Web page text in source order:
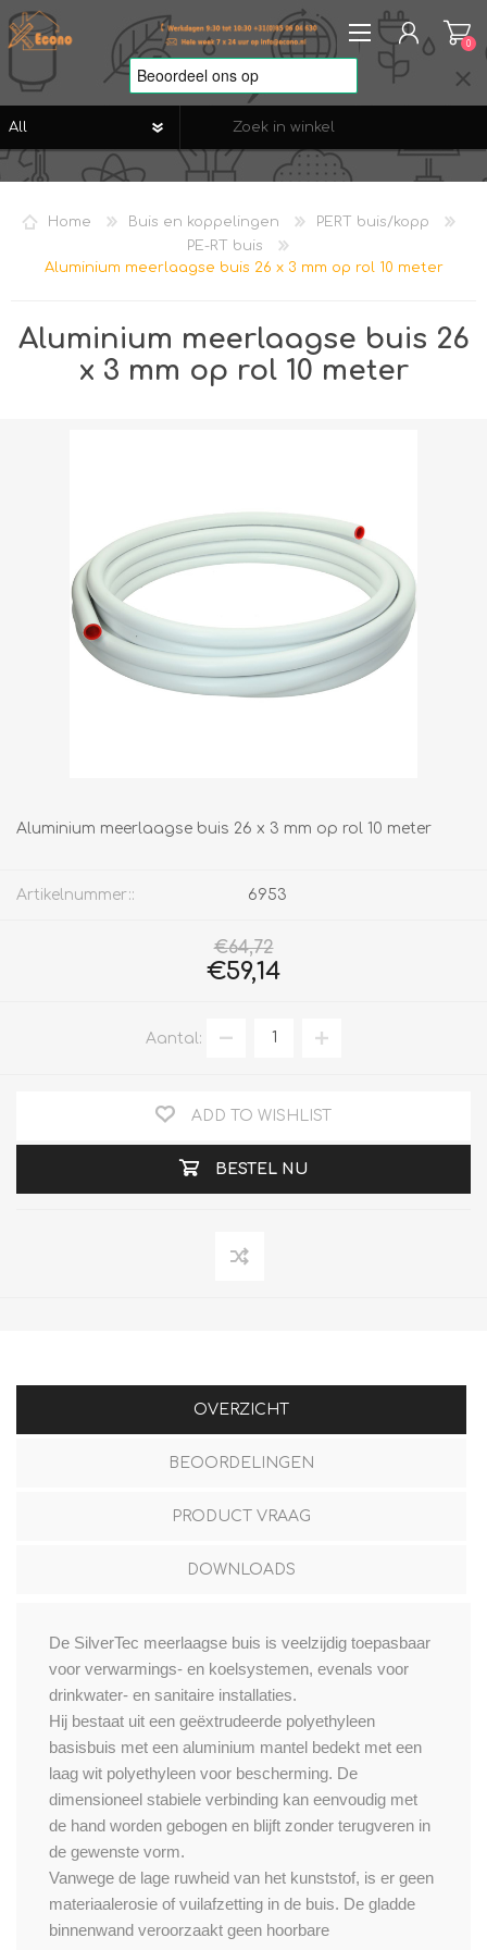
REGISTREREN
VERLANGLIJST
0
Home Buis en koppelingen
PERT buis/kopp
PE-RT buis
Aluminium meerlaagse buis 26 x 3 mm op rol 10 meter
Aluminium meerlaagse buis 26
x 3 mm op rol 10 meter
Aluminium meerlaagse buis 26 x 3 mm op rol 10 meter
Artikelnummer:: 6953
€64,72
€59,14
Aantal:
ADD TO WISHLIST
BESTEL NU
OVERZICHT
BEOORDELINGEN
PRODUCT VRAAG
DOWNLOADS
De SilverTec meerlaagse buis is veelzijdig toepasbaar
voor verwarmings- en koelsystemen, evenals voor
drinkwater- en sanitaire installaties.
Hij bestaat uit een geëxtrudeerde polyethyleen
basisbuis met een aluminium mantel bedekt met een
laag wit polyethyleen voor bescherming. De
dimensioneel stabiele verbinding kan eenvoudig met
de hand worden gebogen en blijft zonder terugveren in
de gewenste vorm.
Vanwege de lage ruwheid van het kunststof, is er geen
materiaalerosie of vuilafzetting in de buis. De gladde
binnenwand veroorzaakt geen hoorbare